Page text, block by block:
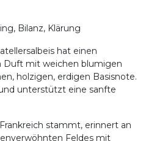
Bilanz, Klärung
hat einen
Duft mit weichen blumigen
holzigen, erdigen Basisnote.
unterstützt eine sanfte
stammt, erinnert an
Feldes mit